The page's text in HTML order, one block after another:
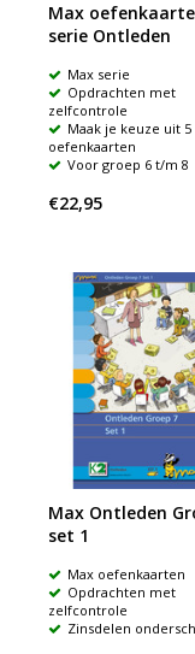
Max
serie Ontleden
Max serie
Opdrachten met
zelfcontrole
Maak je keuze uit 5
oefenkaarten
Voor groep 6 t/m 8
€22,95
Max Ontleden
set 1
Max oefenkaarten
Opdrachten met
zelfcontrole
Zinsdelen